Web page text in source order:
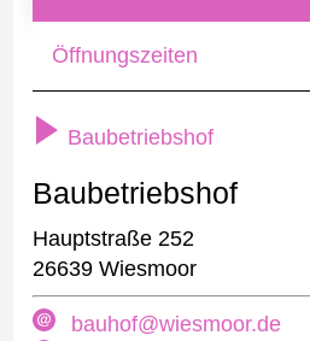
Öffnungszeiten
Baubetriebshof
Baubetriebshof
Hauptstraße 252
26639 Wiesmoor
bauhof@wiesmoor.de